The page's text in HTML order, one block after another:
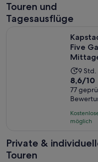
Touren und
Tagesausflüge
Five
Die
9
9 Std.
8.6
von
10,
auf
8,6/10
77
möglich
Private &
Touren